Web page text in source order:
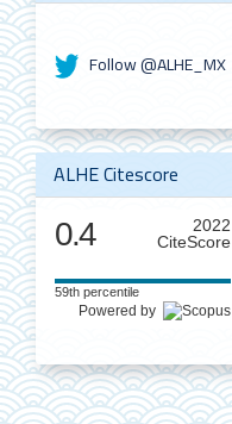
Follow @ALHE_MX
ALHE Citescore
0.4
2022
CiteScore
59th percentile
Powered by